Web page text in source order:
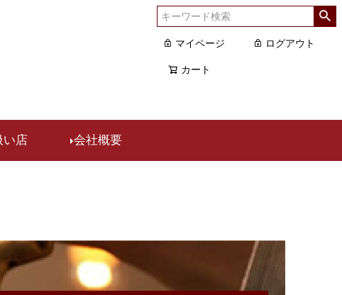
マイページ ログアウト
カート
い店 会社概要